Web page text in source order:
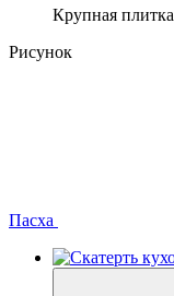
Крупная плитка
Рисунок
Пасха